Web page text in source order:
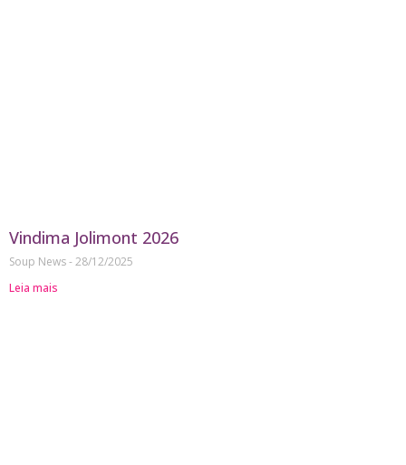
Vindima Jolimont 2026
Soup News 28/12/2025
Leia mais